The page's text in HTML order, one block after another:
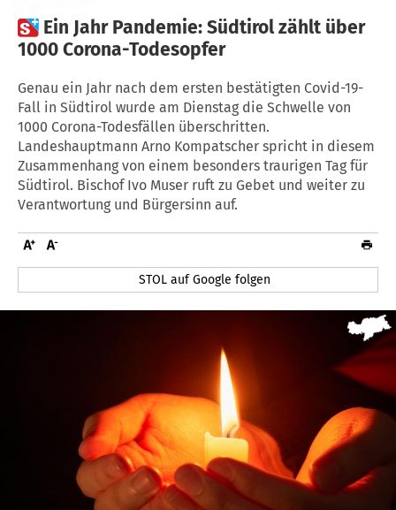
 Ein Jahr Pandemie: Südtirol zählt über
1000 Corona-Todesopfer
Genau ein Jahr nach dem ersten bestätigten Covid-19-
Fall in Südtirol wurde am Dienstag die Schwelle von
1000 Corona-Todesfällen überschritten.
Landeshauptmann Arno Kompatscher spricht in diesem
Zusammenhang von einem besonders traurigen Tag für
Südtirol. Bischof Ivo Muser ruft zu Gebet und weiter zu
Verantwortung und Bürgersinn auf.
STOL auf Google folgen